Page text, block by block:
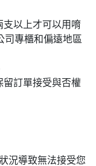
支以上才可以用唷
司專櫃和偏遠地區
留訂單接受與否權
況導致無法接受您